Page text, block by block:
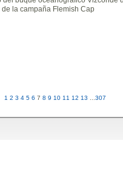
la campaña Flemish Cap
1 2 3 4 5 6 7 8 9 10 11 12 13 307